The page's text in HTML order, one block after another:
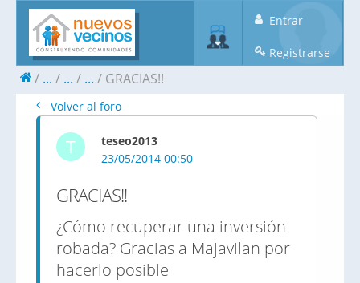
Entrar
Registrarse
... ... ... GRACIAS!!
Volver al foro
T
teseo2013
23/05/2014 00:50
GRACIAS!!
¿Cómo recuperar una inversión
robada? Gracias a Majavilan por
hacerlo posible